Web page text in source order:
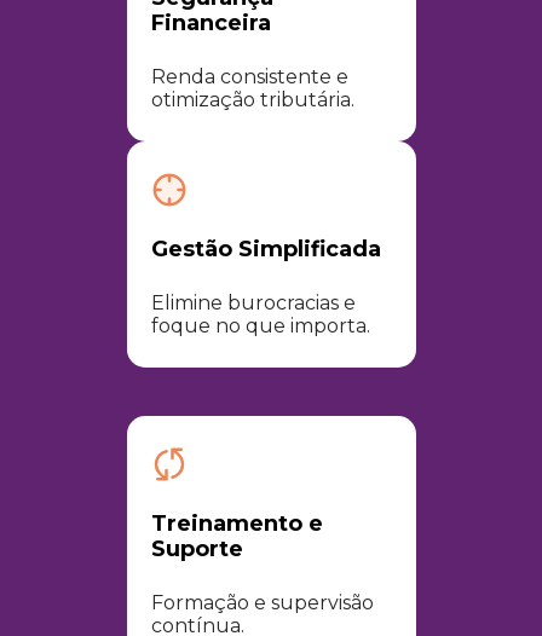
Financeira
Renda consistente e
otimização tributária.​
Gestão Simplificada
Elimine burocracias e
foque no que importa.
Treinamento e
Suporte
Formação e supervisão
contínua.​